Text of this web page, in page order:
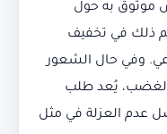
موثوق به حول
ذلك في تخفيف
وفي حال الشعور
الغضب، يُعد طلب
عدم العزلة في مثل